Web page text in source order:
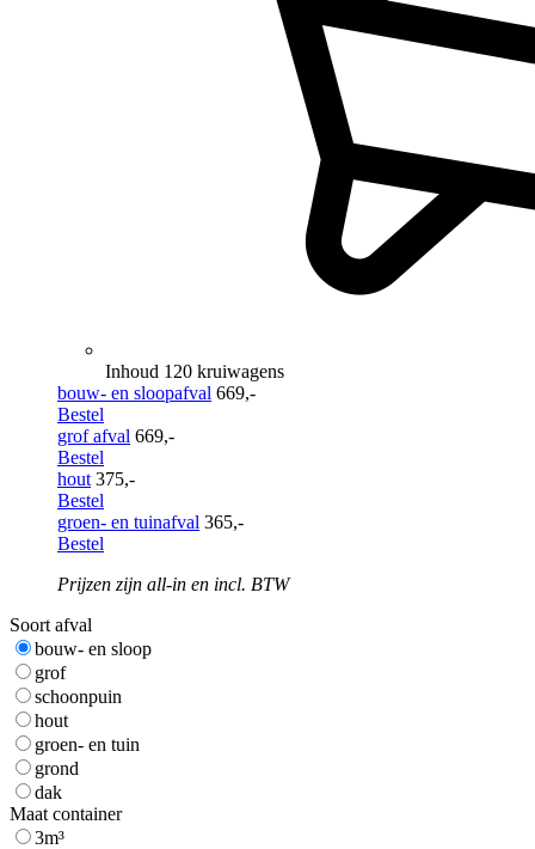
Inhoud 120 kruiwagens
bouw- en sloopafval 669,-
Bestel
grof afval 669,-
Bestel
hout 375,-
Bestel
groen- en tuinafval 365,-
Bestel
Prijzen zijn all-in en incl. BTW
Soort afval
bouw- en sloop
grof
schoonpuin
hout
groen- en tuin
grond
dak
Maat container
3m³